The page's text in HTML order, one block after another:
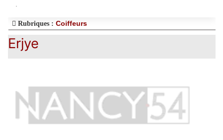
Rubriques : Coiffeurs
Erjye